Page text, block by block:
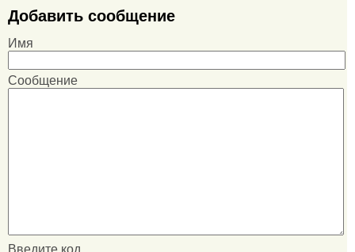
Добавить сообщение
Имя
Сообщение
Введите код